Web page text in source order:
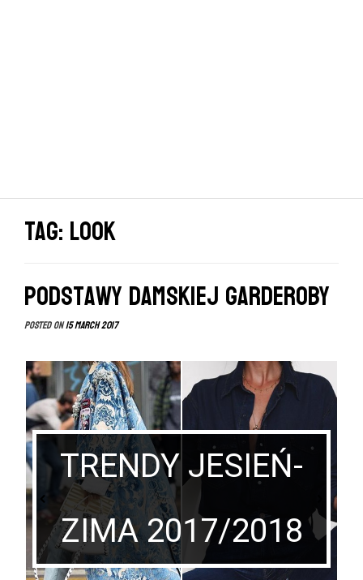
Tag: look
Podstawy damskiej garderoby
Posted on15 March 2017
TRENDY JESIEŃ-
ZIMA 2017/2018